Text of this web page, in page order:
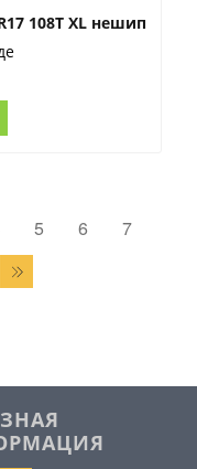
108T XL нешип
5 6
7